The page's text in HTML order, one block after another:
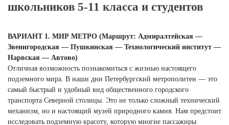
школьников 5-11 класса и студентов
ВАРИАНТ 1. МИР МЕТРО (Маршрут: Адмиралтейская —
Звенигородская — Пушкинская — Технологический институт —
Нарвская — Автово)
Отличная возможность познакомиться с жизнью настоящего
подземного мира. В наши дни Петербургский метрополитен — это
самый быстрый и удобный вид общественного городского
транспорта Северной столицы. Это не только сложный технический
механизм, но и настоящий музей природного камня. Нам предстоит
исследовать подземную красоту, которую многие пассажиры